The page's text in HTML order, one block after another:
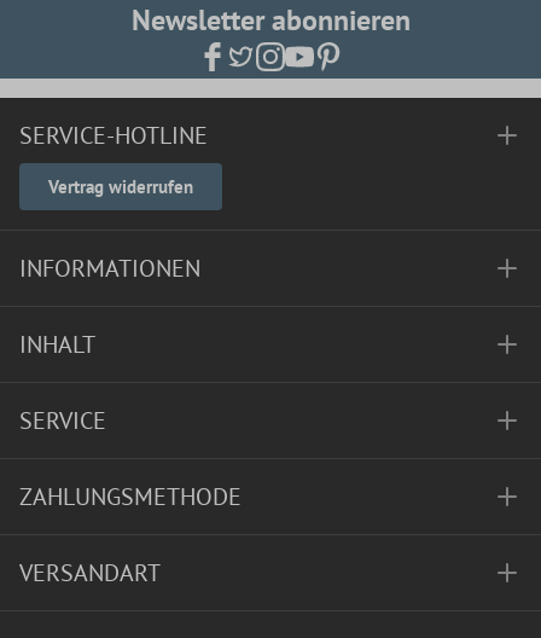
Newsletter abonnieren
SERVICE-HOTLINE
Vertrag widerrufen
INFORMATIONEN
INHALT
SERVICE
ZAHLUNGSMETHODE
VERSANDART